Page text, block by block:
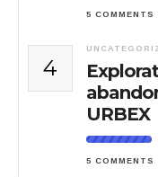
5 COMMENTS
4
URBEX
5 COMMENTS